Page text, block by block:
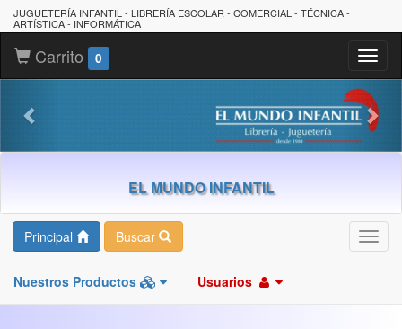
JUGUETERÍA INFANTIL - LIBRERÍA ESCOLAR - COMERCIAL - TÉCNICA -
ARTÍSTICA - INFORMÁTICA
Carrito 0
EL MUNDO INFANTIL
Principal Buscar
Nuestros Productos Usuarios